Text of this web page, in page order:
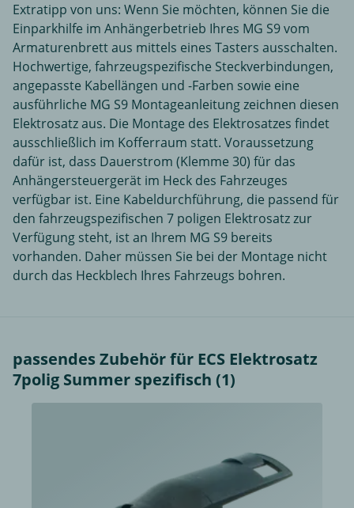
Extratipp von uns: Wenn Sie möchten, können Sie die
Einparkhilfe im Anhängerbetrieb Ihres MG S9 vom
Armaturenbrett aus mittels eines Tasters ausschalten.
Hochwertige, fahrzeugspezifische Steckverbindungen,
angepasste Kabellängen und -Farben sowie eine
ausführliche MG S9 Montageanleitung zeichnen diesen
Elektrosatz aus. Die Montage des Elektrosatzes findet
ausschließlich im Kofferraum statt. Voraussetzung
dafür ist, dass Dauerstrom (Klemme 30) für das
Anhängersteuergerät im Heck des Fahrzeuges
verfügbar ist. Eine Kabeldurchführung, die passend für
den fahrzeugspezifischen 7 poligen Elektrosatz zur
Verfügung steht, ist an Ihrem MG S9 bereits
vorhanden. Daher müssen Sie bei der Montage nicht
durch das Heckblech Ihres Fahrzeugs bohren.
passendes Zubehör für ECS Elektrosatz
7polig Summer spezifisch (1)